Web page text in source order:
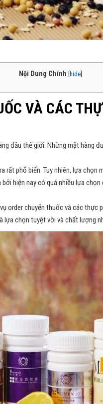
Nội Dung Chính hide
VÀ CÁC
đầu thế giới. Những mặt hàng
rất phổ biến. Tuy nhiên, lựa
hiện nay có quá nhiều lựa
order chuyển thuốc và các thực
chọn tuyệt vời và chất lượng